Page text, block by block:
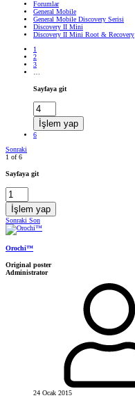
Forumlar
General Mobile
General Mobile Discovery Serisi
Discovery II Mini
Discovery II Mini Root & Recovery
1
2
3
Sayfaya git
İşlem yap
6
Sonraki
1 of 6
Sayfaya git
İşlem yap
Sonraki Son
Orochi™
Original poster
Administrator
24 Ocak 2015